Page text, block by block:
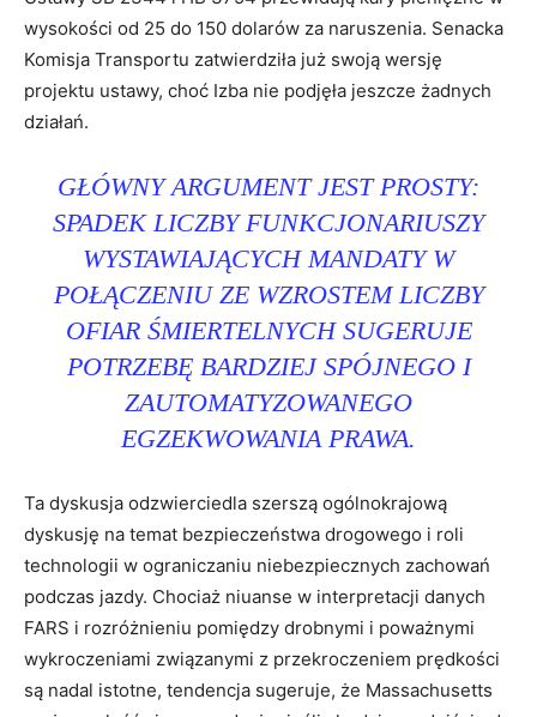
wysokości od 25 do 150 dolarów za naruszenia. Senacka
Komisja Transportu zatwierdziła już swoją wersję
projektu ustawy, choć Izba nie podjęła jeszcze żadnych
działań.
GŁÓWNY ARGUMENT JEST PROSTY:
SPADEK LICZBY FUNKCJONARIUSZY
WYSTAWIAJĄCYCH MANDATY W
POŁĄCZENIU ZE WZROSTEM LICZBY
OFIAR ŚMIERTELNYCH SUGERUJE
POTRZEBĘ BARDZIEJ SPÓJNEGO I
ZAUTOMATYZOWANEGO
EGZEKWOWANIA PRAWA.
Ta dyskusja odzwierciedla szerszą ogólnokrajową
dyskusję na temat bezpieczeństwa drogowego i roli
technologii w ograniczaniu niebezpiecznych zachowań
podczas jazdy. Chociaż niuanse w interpretacji danych
FARS i rozróżnieniu pomiędzy drobnymi i poważnymi
wykroczeniami związanymi z przekroczeniem prędkości
są nadal istotne, tendencja sugeruje, że Massachusetts